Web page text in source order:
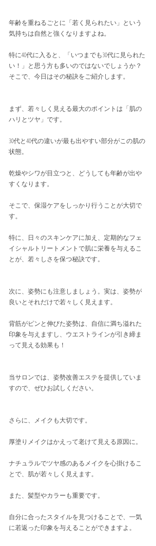
年齢を重ねるごとに「若く見られたい」という
気持ちは自然と強くなりますよね。
特に40代に入ると、「いつまでも30代に見られた
い！」と思う方も多いのではないでしょうか？
そこで、今日はその秘訣をご紹介します。
まず、若々しく見える最大のポイントは「肌の
ハリとツヤ」です。
30代と40代の違いが最も出やすい部分がこの肌の
状態。
乾燥やシワが目立つと、どうしても年齢が出や
すくなります。
そこで、保湿ケアをしっかり行うことが大切で
す。
特に、日々のスキンケアに加え、定期的なフェ
イシャルトリートメントで肌に栄養を与えるこ
とが、若々しさを保つ秘訣です。
次に、姿勢にも注意しましょう。実は、姿勢が
良いとそれだけで若々しく見えます。
背筋がピンと伸びた姿勢は、自信に満ち溢れた
印象を与えますし、ウエストラインが引き締ま
って見える効果も！
当サロンでは、姿勢改善エステを提供していま
すので、ぜひお試しください。
さらに、メイクも大切です。
厚塗りメイクはかえって老けて見える原因に。
ナチュラルでツヤ感のあるメイクを心掛けるこ
とで、肌が若々しく見えます。
また、髪型やカラーも重要です。
自分に合ったスタイルを見つけることで、一気
に若返った印象を与えることができますよ。